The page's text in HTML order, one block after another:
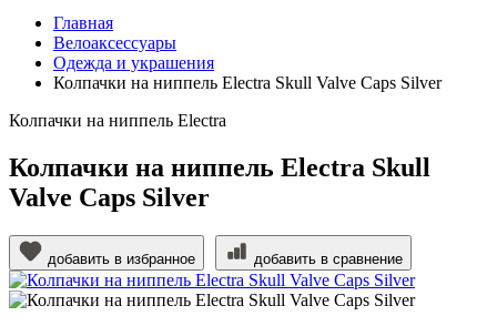
Главная
Велоаксессуары
Одежда и украшения
Колпачки на ниппель Electra Skull Valve Caps Silver
Колпачки на ниппель Electra
Колпачки на ниппель Electra Skull
Valve Caps Silver
добавить в избранное добавить в сравнение